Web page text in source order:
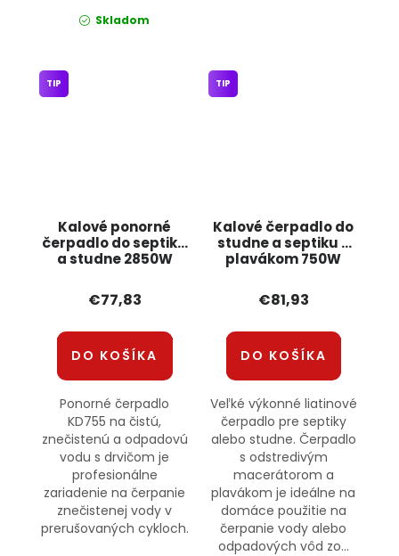
Skladom
Kalové ponorné
čerpadlo do septiku
a studne 2850W
TIP
€77,83
DO KOŠÍKA
Ponorné čerpadlo
KD755 na čistú,
znečistenú a odpadovú
vodu s drvičom je
profesionálne
zariadenie na čerpanie
znečistenej vody v
prerušovaných cykloch.
Kalové čerpadlo do
studne a septiku s
plavákom 750W
3000P Powermat
TIP
€81,93
DO KOŠÍKA
Veľké výkonné liatinové
čerpadlo pre septiky
alebo studne. Čerpadlo
s odstredivým
macerátorom a
plavákom je ideálne na
domáce použitie na
čerpanie vody alebo
odpadových vôd zo...